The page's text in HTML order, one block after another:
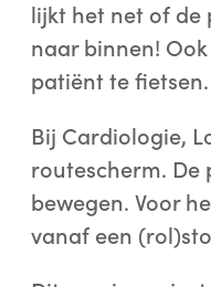
lijkt het net of de
naar binnen!
patiënt te
Bij Cardiologie,
routescherm. De
bewegen. Voor
vanaf een